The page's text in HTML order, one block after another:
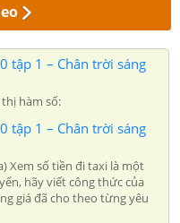
tập 1 – Chân trời sáng
hàm số:
tập 1 – Chân trời sáng
Xem số tiền đi taxi là một
hãy viết công thức của
giá đã cho theo từng yêu